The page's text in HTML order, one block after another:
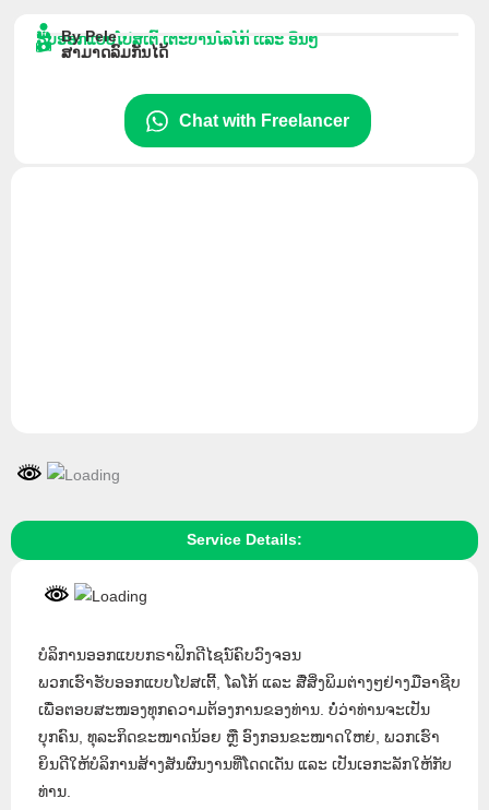
ຮັບອອກແບບໂປສເຕີ້ ເຕະບານໂລໂກ້ ເເລະ ອື່ນໆ
By Pele
ສາມາດລົມກັນໄດ້
Chat with Freelancer
Service Details:
ບໍລິການອອກແບບກຣາຟິກດີໄຊນ໌ຄົບວົງຈອນ
ພວກເຮົາຮັບອອກແບບໂປສເຕີ້, ໂລໂກ້ ແລະ ສື່ສິ່ງພິມຕ່າງໆຢ່າງມືອາຊີບ
ເພື່ອຕອບສະໜອງທຸກຄວາມຕ້ອງການຂອງທ່ານ. ບໍ່ວ່າທ່ານຈະເປັນ
ບຸກຄົນ, ທຸລະກິດຂະໜາດນ້ອຍ ຫຼື ອົງກອນຂະໜາດໃຫຍ່, ພວກເຮົາ
ຍິນດີໃຫ້ບໍລິການສ້າງສັນຜົນງານທີ່ໂດດເດັ່ນ ແລະ ເປັນເອກະລັກໃຫ້ກັບ
ທ່ານ.